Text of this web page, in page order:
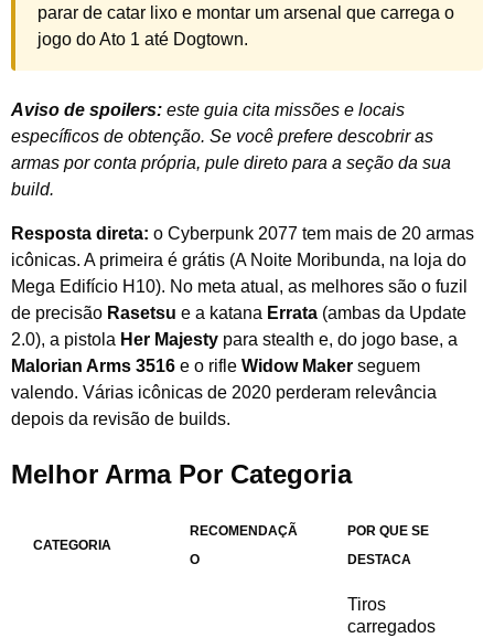
parar de catar lixo e montar um arsenal que carrega o
jogo do Ato 1 até Dogtown.
Aviso de spoilers: este guia cita missões e locais
específicos de obtenção. Se você prefere descobrir as
armas por conta própria, pule direto para a seção da sua
build.
Resposta direta: o Cyberpunk 2077 tem mais de 20 armas
icônicas. A primeira é grátis (A Noite Moribunda, na loja do
Mega Edifício H10). No meta atual, as melhores são o fuzil
de precisão Rasetsu e a katana Errata (ambas da Update
2.0), a pistola Her Majesty para stealth e, do jogo base, a
Malorian Arms 3516 e o rifle Widow Maker seguem
valendo. Várias icônicas de 2020 perderam relevância
depois da revisão de builds.
Melhor Arma Por Categoria
CATEGORIA
RECOMENDAÇÃ
O
POR QUE SE
DESTACA
Tiros
carregados